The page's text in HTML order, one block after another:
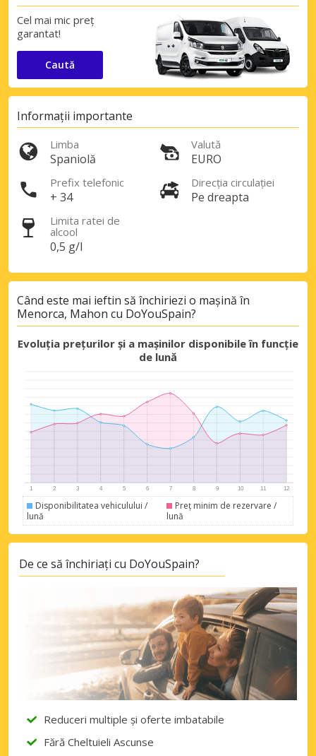
Cel mai mic preț
garantat!
Caută
Informații importante
Limba
Spaniolă
Valută
EURO
Prefix telefonic
+ 34
Direcția circulației
Pe dreapta
Limita ratei de
alcool
0,5 g/l
Când este mai ieftin să închiriezi o mașină în
Menorca, Mahon cu DoYouSpain?
Evoluția prețurilor și a mașinilor disponibile în funcție
de lună
Disponibilitatea vehiculului /
lună
Preț minim de rezervare /
lună
De ce să închiriați cu DoYouSpain?
Reduceri multiple și oferte imbatabile
Fără Cheltuieli Ascunse
Economii de top
Accesați ofertele exclusive ale
furnizorilor noștri